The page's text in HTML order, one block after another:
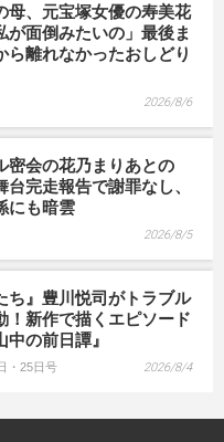
母、元宝塚女優の寿美花
が面倒みたいの」最後ま
ら離れなかったおしどり
2026/8/6
密会の花乃まりあとの
台完走報告で謝罪なし、
にも暗雲
2026/8/5
ち』豊川悦司がトラブル
！新作で描くエピソード
の前日譚』
・25日号 2026/8/4